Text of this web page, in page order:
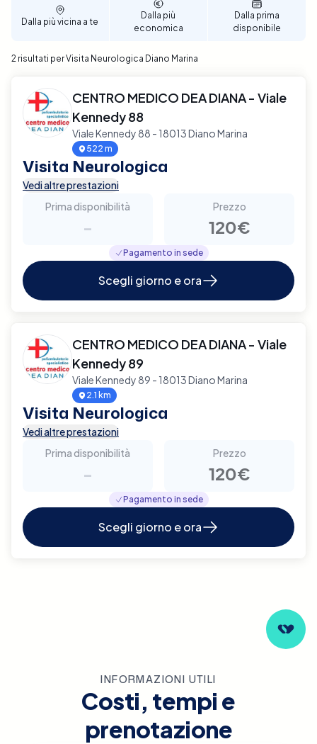
Dalla più vicina a te
Dalla più
economica
Dalla prima
disponibile
2 risultati per Visita Neurologica Diano Marina
CENTRO MEDICO DEA DIANA - Viale
Kennedy 88
Viale Kennedy 88 - 18013 Diano Marina
522 m
Visita Neurologica
Vedi altre prestazioni
Prima disponibilità
-
Prezzo
120€
Pagamento in sede
Scegli giorno e ora
CENTRO MEDICO DEA DIANA - Viale
Kennedy 89
Viale Kennedy 89 - 18013 Diano Marina
2.1 km
Visita Neurologica
Vedi altre prestazioni
Prima disponibilità
-
Prezzo
120€
Pagamento in sede
Scegli giorno e ora
INFORMAZIONI UTILI
Costi, tempi e
prenotazione